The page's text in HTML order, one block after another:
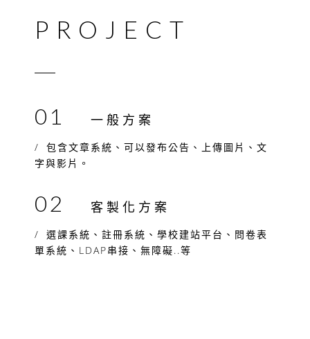
PROJECT
01 一般方案
包含文章系統、可以發布公告、上傳圖片、文
字與影片。
02 客製化方案
選課系統、註冊系統、學校建站平台、問卷表
單系統、LDAP串接、無障礙..等